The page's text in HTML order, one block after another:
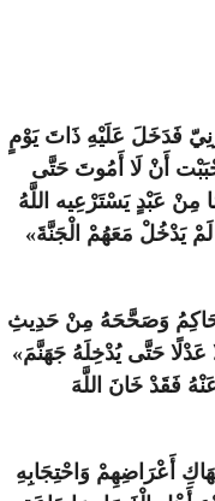
فَدَخَلَ عَلَيْهِ ذَاتَ يَوْمٍ
أَنْ لَا أَمُوتَ حَتَّى
عَبْدٍ يَسْتَرْعِيه اللَّهُ
يَدْخُلْ مَعَهُمْ الْجَنَّةَ»
الْحَاكِمُ وَصَحَّحَهُ مِنْ حَدِيثِ
عَدْلًا حَتَّى يُدْخِلَهُ جَهَنَّمَ»
فَقَدْ خَانَ اللَّهَ
أَعْرَاضِهِمْ وَاحْتِجَابِهِ